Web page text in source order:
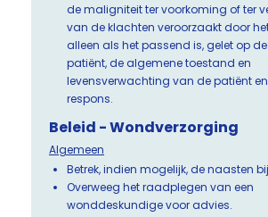
de maligniteit ter voorkoming of ter
van de klachten veroorzaakt door
alleen als het passend is, gelet op
patiënt, de algemene toestand en
levensverwachting van de patiënt
respons.
Beleid - Wondverzorging
Algemeen
Betrek, indien mogelijk, de naasten
Overweeg het raadplegen van een
wonddeskundige voor advies.